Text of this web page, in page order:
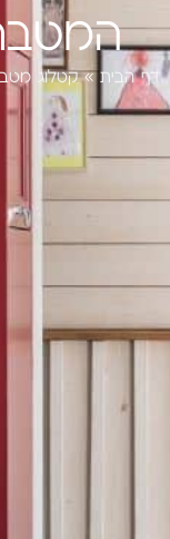
דף הבית»קטלוג